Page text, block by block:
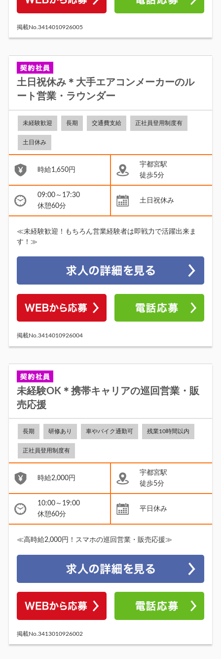
掲載No.3414010926005
土日祝休み＊大手エアコンメーカーのル
ート営業・ラウンダー
未経験歓迎 長期 交通費支給 正社員登用制度有
土日休み
時給1,650円
宇都宮駅
徒歩5分
09:00～17:30
休憩60分
土日祝休み
≪未経験歓迎！もちろん営業経験者は即戦力で活躍出来ま
す！≫
掲載No.3414010926004
未経験OK＊携帯キャリアの巡回営業・販
売応援
長期 研修あり 車やバイク通勤可 残業10時間以内
正社員登用制度有
時給2,000円
宇都宮駅
徒歩5分
10:00～19:00
休憩60分
平日休み
≪高時給2,000円！スマホの巡回営業・販売応援≫
掲載No.3413010926002